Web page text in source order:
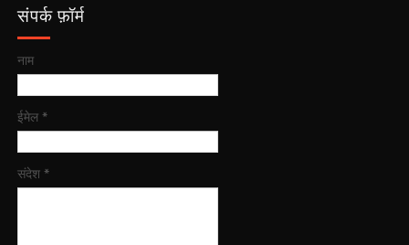
संपर्क फ़ॉर्म
नाम
ईमेल *
संदेश *